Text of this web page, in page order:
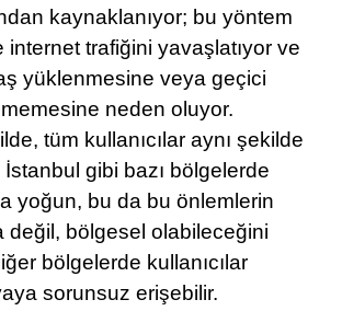
kaynaklanıyor; bu yöntem
internet trafiğini yavaşlatıyor ve
yüklenmesine veya geçici
neden oluyor.
tüm kullanıcılar aynı şekilde
gibi bazı bölgelerde
yoğun, bu da bu önlemlerin
değil, bölgesel olabileceğini
bölgelerde kullanıcılar
sorunsuz erişebilir.